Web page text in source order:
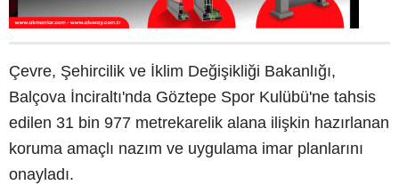
Çevre, Şehircilik ve İklim Değişikliği Bakanlığı,
Balçova İnciraltı'nda Göztepe Spor Kulübü'ne tahsis
edilen 31 bin 977 metrekarelik alana ilişkin hazırlanan
koruma amaçlı nazım ve uygulama imar planlarını
onayladı.